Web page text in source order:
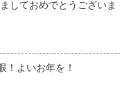
しておめでとうございま
！よいお年を！